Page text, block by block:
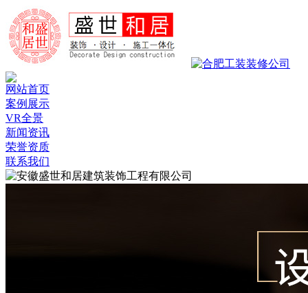
网站首页
案例展示
VR全景
新闻资讯
荣誉资质
联系我们